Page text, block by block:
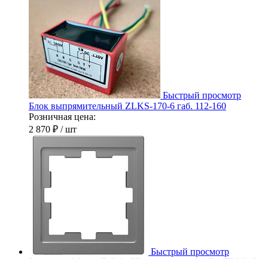
Быстрый просмотр
Блок выпрямительный ZLKS-170-6 габ. 112-160
Розничная цена:
2 870 ₽ / шт
Быстрый просмотр